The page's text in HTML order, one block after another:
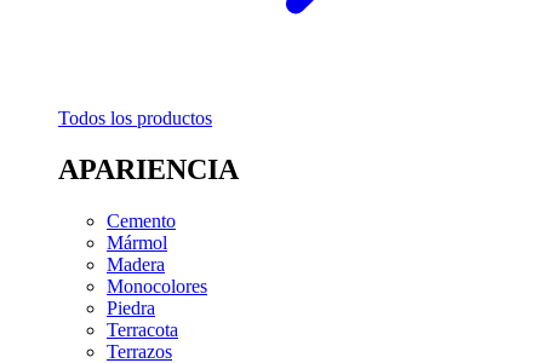
Todos los productos
APARIENCIA
Cemento
Mármol
Madera
Monocolores
Piedra
Terracota
Terrazos